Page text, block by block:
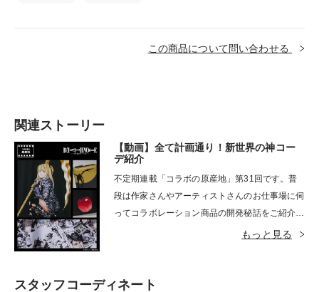
この商品について問い合わせる
関連ストーリー
【動画】全て計画通り！新世界の神コー
デ紹介
不定期連載「コラボの原産地」第31回です。普
段は作家さんやアーティストさんのお仕事場に伺
ってコラボレーション商品の開発秘話をご紹介し
ている企画。今回ご紹介するのは『DEATH NOT
紹介いたします。私たちコラボレーションチーム
もっと見る
スタッフコーディネート